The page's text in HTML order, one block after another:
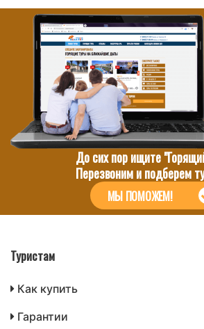
До сих пор ищите
Перезвоним и подберем
МЫ ПОМОЖЕМ!
Туристам
Как купить
Гарантии